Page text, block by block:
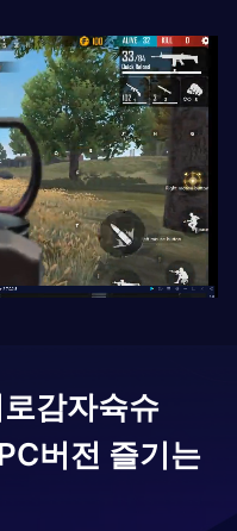
감자슉슈
버전 즐기는